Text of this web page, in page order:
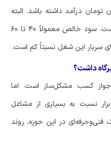
تومان درآمد داشته باشد. البته
. سود خالص معمولاً ۴۰ تا ۶۰
سربار این شغل نسبتاً کم است.
جواز کسب مشکلساز است. اما
ابزار نسبت به بسیاری از مشاغل
فنیوحرفهای در این حوزه، روند